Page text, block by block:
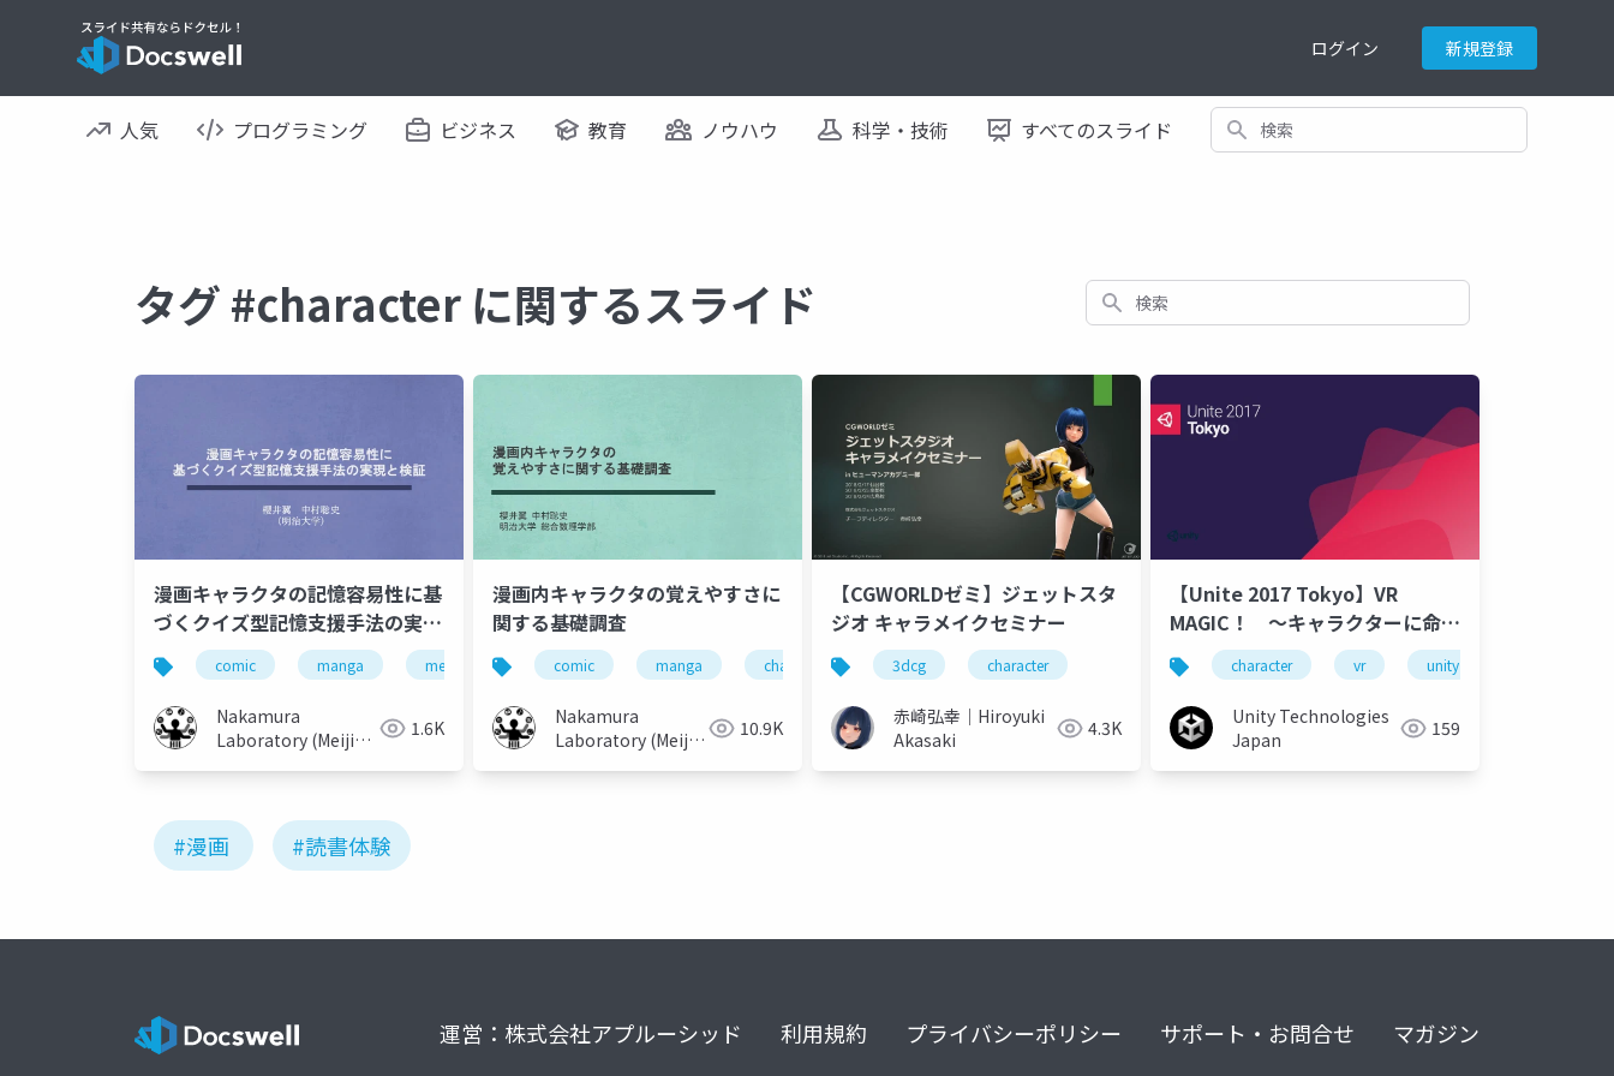
ログイン 新規登録
人気 プログラミング ビジネス 教育 ノウハウ 科学・技術 すべてのスライド 検索
タグ #character に関するスライド 検索
漫画キャラクタの記憶容易性に基
づくクイズ型記憶支援手法の実現
と検証comic manga memory character quiz reading
Nakamura
Laboratory (Meiji
1.6K
漫画内キャラクタの覚えやすさに
関する基礎調査
comic manga character memory
Nakamura
Laboratory (Meiji
10.9K
【CGWORLDゼミ】ジェットスタ
ジオ キャラメイクセミナー
3dcg character
赤崎弘幸｜Hiroyuki
Akasaki
4.3K
【Unite 2017 Tokyo】VR
MAGIC！ ～キャラクターに命を
吹き込んだこの4年間の記録～
character vr unity
Unity Technologies
Japan
159
#漫画 #読書体験
運営：株式会社アプルーシッド 利用規約 プライバシーポリシー サポート・お問合せ マガジン